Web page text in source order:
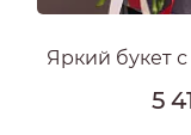
Яркий букет
5